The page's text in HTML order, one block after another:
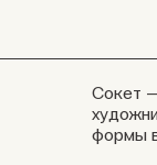
Cокет
формы